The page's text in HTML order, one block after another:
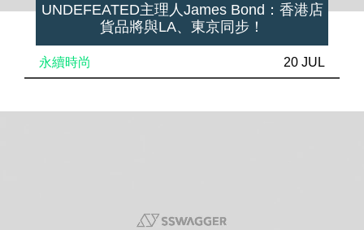
UNDEFEATED主理人James Bond：香港店
貨品將與LA、東京同步！
永續時尚 20 JUL